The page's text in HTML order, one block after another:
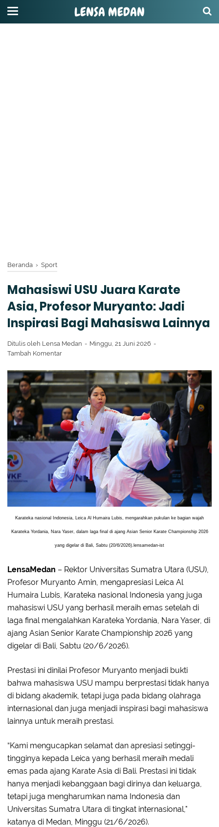
LENSA MEDAN
Beranda › Sport
Mahasiswi USU Juara Karate
Asia, Profesor Muryanto: Jadi
Inspirasi Bagi Mahasiswa Lainnya
Ditulis oleh Lensa Medan
Minggu, 21 Juni 2026
Tambah Komentar
Karateka nasional Indonesia, Leica Al Humaira Lubis, mengarahkan pukulan ke bagian wajah
Karateka Yordania, Nara Yaser, dalam laga final di ajang Asian Senior Karate Championship 2026
yang digelar di Bali, Sabtu (20/6/2026).lensamedan-ist
LensaMedan – Rektor Universitas Sumatra Utara (USU),
Profesor Muryanto Amin, mengapresiasi Leica Al
Humaira Lubis, Karateka nasional Indonesia yang juga
mahasiswi USU yang berhasil meraih emas setelah di
laga final mengalahkan Karateka Yordania, Nara Yaser, di
ajang Asian Senior Karate Championship 2026 yang
digelar di Bali, Sabtu (20/6/2026).
Prestasi ini dinilai Profesor Muryanto menjadi bukti
bahwa mahasiswa USU mampu berprestasi tidak hanya
di bidang akademik, tetapi juga pada bidang olahraga
internasional dan juga menjadi inspirasi bagi mahasiswa
lainnya untuk meraih prestasi.
“Kami mengucapkan selamat dan apresiasi setinggi-
tingginya kepada Leica yang berhasil meraih medali
emas pada ajang Karate Asia di Bali. Prestasi ini tidak
hanya menjadi kebanggaan bagi dirinya dan keluarga,
tetapi juga mengharumkan nama Indonesia dan
Universitas Sumatra Utara di tingkat internasional,"
katanya di Medan, Minggu (21/6/2026).